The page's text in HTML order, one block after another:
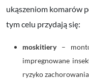
ukąszeniom komarów
tym celu przydają się:
moskitiery –
impregnowane
ryzyko